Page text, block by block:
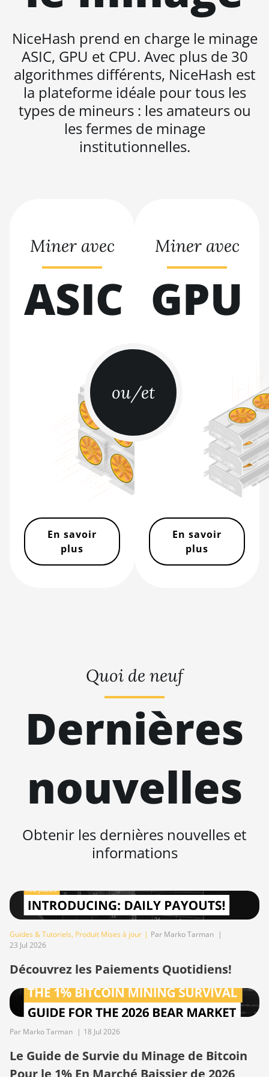
BITMAIN AntMiner S19j Pro
BITMAIN AntMiner S19j Pro
(104Th)
BITMAIN AntMiner S19j Pro+
(120Th)
BITMAIN AntMiner S19j Pro++
(125Th)
BITMAIN AntMiner S21
BITMAIN AntMiner S21 Pro
BITMAIN AntMiner S21 XP
(270Th)
BITMAIN AntMiner S21 XP
Hyd (473Th)
Immersion (300Th)
BITMAIN AntMiner S21 XP+
Hyd (500Th)
BITMAIN AntMiner S21+
(216Th)
BITMAIN AntMiner S21+ Hyd
(319Th)
BITMAIN AntMiner S21e XP
Hyd (430Th)
BITMAIN AntMiner S21j XP
BITMAIN AntMiner S9k
BITMAIN AntMiner T15
BITMAIN AntMiner T17
BITMAIN AntMiner T17+
BITMAIN AntMiner T9+
BITMAIN AntMiner Z11
BITMAIN AntMiner Z11e
BITMAIN AntMiner Z11j
BITMAIN AntMiner Z15 Pro
BITMAIN AntMiner Z15e
BITMAIN AntMiner Z15j
(152Th)
BITMAIN Antminer S19 Hydro
(158Th)
BITMAIN Antminer S19 XP
NiceHash prend en charge le minage
ASIC, GPU et CPU. Avec plus de 30
algorithmes différents, NiceHash est
la plateforme idéale pour tous les
types de mineurs : les amateurs ou
les fermes de minage
institutionnelles.
ou/et
Miner avec
ASIC
En savoir
plus
Miner avec
GPU
En savoir
plus
Quoi de neuf
Dernières
nouvelles
Obtenir les dernières nouvelles et
informations
Guides & Tutoriels, Produit Mises à jour | Par Marko Tarman |
23 Jul 2026
Découvrez les Paiements Quotidiens!
Par Marko Tarman | 18 Jul 2026
Le Guide de Survie du Minage de Bitcoin
Pour le 1% En Marché Baissier de 2026